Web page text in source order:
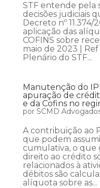
STF entende pela
decisões judiciais
Decreto nº 11.374/
aplicação das
COFINS sobre
maio de 2023 | Ref
Plenário do STF...
Manutenção do
apuração de
e da Cofins no
por SCMD
A contribuição ao
que podem
cumulativa, o que
direito ao crédito
relacionados à
débitos são
alíquota sobre as...